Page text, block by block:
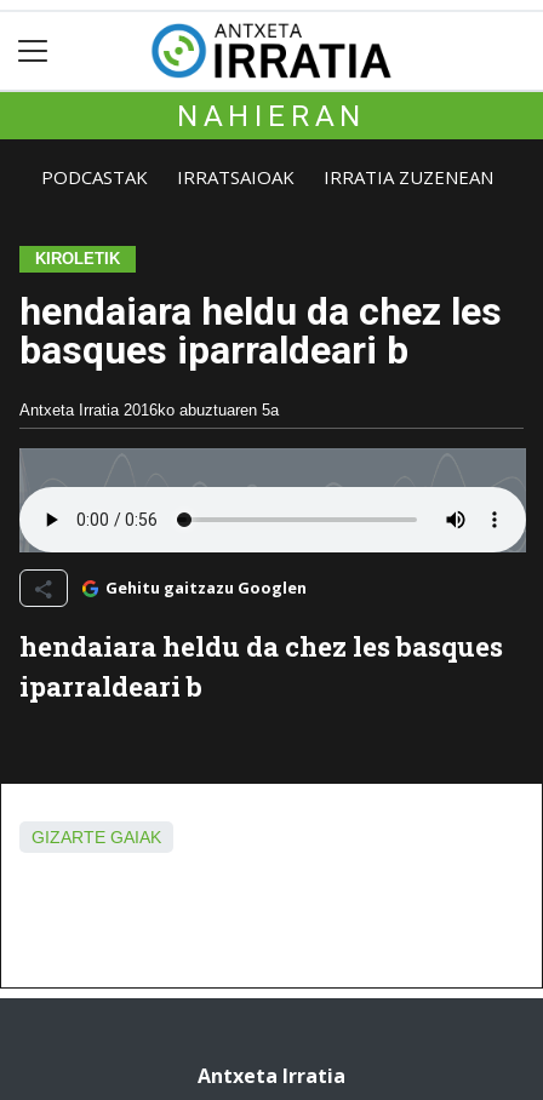
NAHIERAN
PODCASTAK IRRATSAIOAK IRRATIA ZUZENEAN
KIROLETIK
hendaiara heldu da chez les
basques iparraldeari b
Antxeta Irratia 2016ko abuztuaren 5a
Gehitu gaitzazu Googlen
hendaiara heldu da chez les basques
iparraldeari b
GIZARTE GAIAK
Antxeta Irratia